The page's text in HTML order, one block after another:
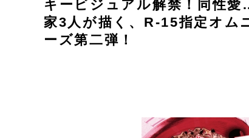
キービジュアル解禁！同性
家3人が描く、R-15指定オム
ーズ第二弾！